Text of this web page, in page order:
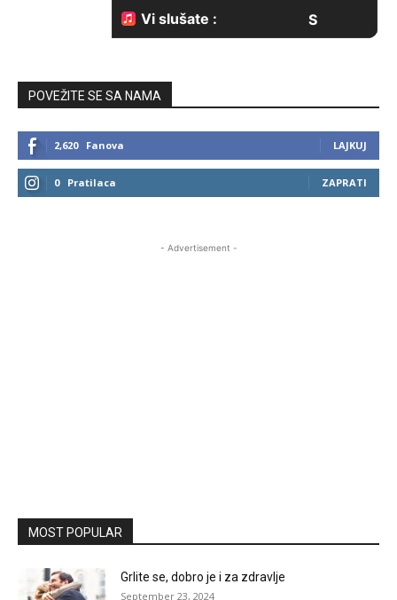
POVEŽITE SE SA NAMA
2,620 Fanova LAJKUJ
0 Pratilaca ZAPRATI
- Advertisement -
MOST POPULAR
Grlite se, dobro je i za zdravlje
September 23, 2024